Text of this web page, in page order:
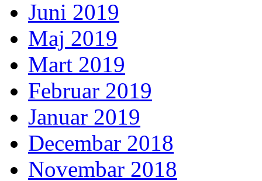
Juni 2019
Maj 2019
Mart 2019
Februar 2019
Januar 2019
Decembar 2018
Novembar 2018